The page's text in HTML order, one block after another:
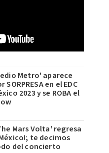
Metro' aparece
SORPRESA en el EDC
2023 y se ROBA el
Mars Volta' regresa
te decimos
del concierto